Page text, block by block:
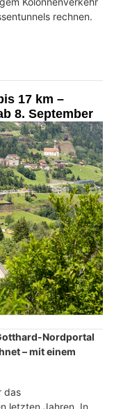
rechnen.
17 km –
8. September
Nordportal
– mit einem
das
letzten Jahren. In